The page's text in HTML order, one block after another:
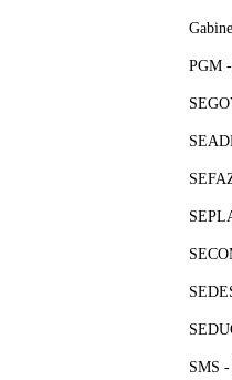
PGM
SMS -